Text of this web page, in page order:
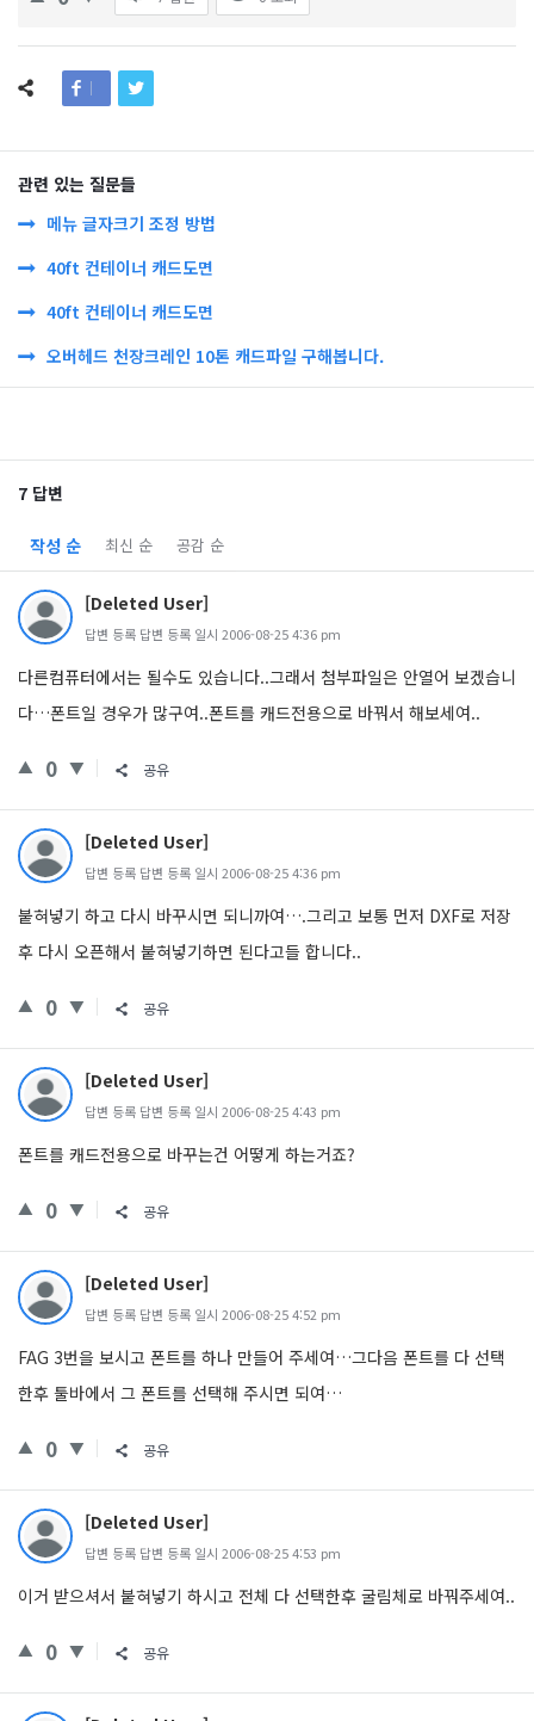
관련 있는 질문들
메뉴 글자크기 조정 방법
40ft 컨테이너 캐드도면
40ft 컨테이너 캐드도면
오버헤드 천장크레인 10톤 캐드파일 구해봅니다.
7 답변
작성 순 최신 순 공감 순
[Deleted User]
답변 등록 답변 등록 일시 2006-08-25 4:36 pm
다른컴퓨터에서는 될수도 있습니다..그래서 첨부파일은 안열어 보겠습니
다…폰트일 경우가 많구여..폰트를 캐드전용으로 바꿔서 해보세여..
0 공유
[Deleted User]
답변 등록 답변 등록 일시 2006-08-25 4:36 pm
붙혀넣기 하고 다시 바꾸시면 되니까여….그리고 보통 먼저 DXF로 저장
후 다시 오픈해서 붙혀넣기하면 된다고들 합니다..
0 공유
[Deleted User]
답변 등록 답변 등록 일시 2006-08-25 4:43 pm
폰트를 캐드전용으로 바꾸는건 어떻게 하는거죠?
0 공유
[Deleted User]
답변 등록 답변 등록 일시 2006-08-25 4:52 pm
FAG 3번을 보시고 폰트를 하나 만들어 주세여…그다음 폰트를 다 선택
한후 툴바에서 그 폰트를 선택해 주시면 되여…
0 공유
[Deleted User]
답변 등록 답변 등록 일시 2006-08-25 4:53 pm
이거 받으셔서 붙혀넣기 하시고 전체 다 선택한후 굴림체로 바꿔주세여..
0 공유